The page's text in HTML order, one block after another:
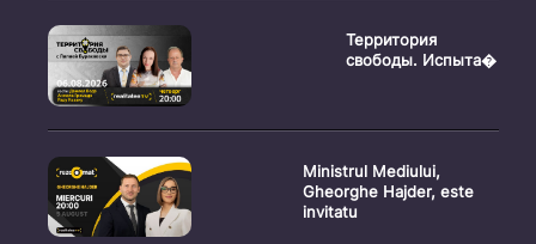
Территория
свободы. Испыта�
Ministrul Mediului,
Gheorghe Hajder, este
invitatu